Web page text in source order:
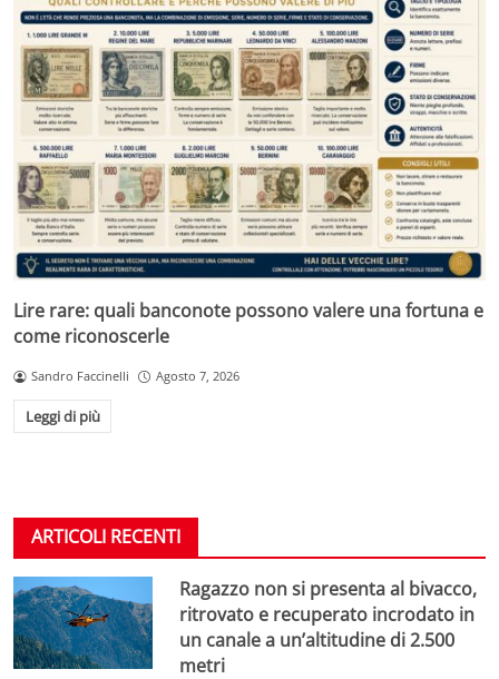
Lire rare: quali banconote possono valere una fortuna e
come riconoscerle
Sandro Faccinelli Agosto 7, 2026
Leggi di più
ARTICOLI RECENTI
Ragazzo non si presenta al bivacco,
ritrovato e recuperato incrodato in
un canale a un’altitudine di 2.500
metri